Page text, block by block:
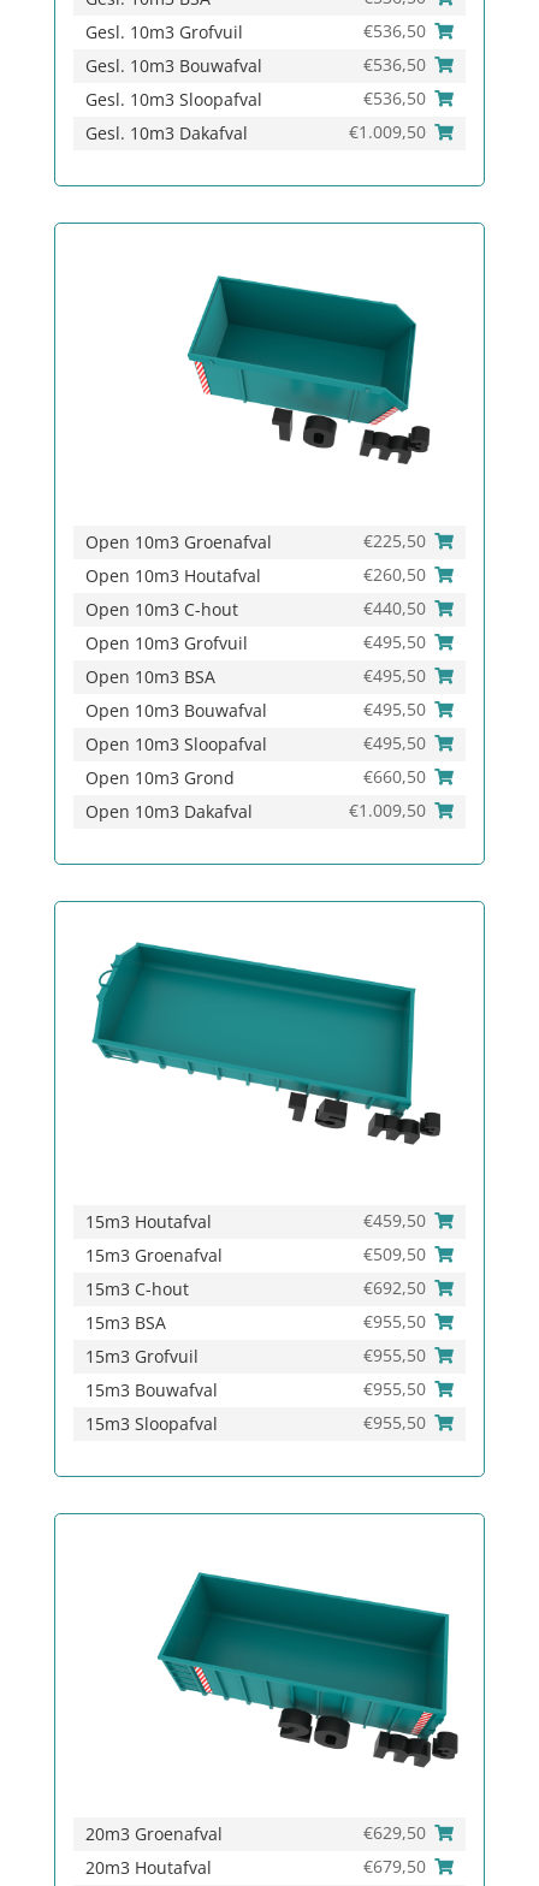
Gesl. 10m3 Grofvuil
€536,50
Gesl. 10m3 Bouwafval
€536,50
Gesl. 10m3 Sloopafval
€536,50
Gesl. 10m3 Dakafval
€1.009,50
Open 10m3 Groenafval €225,50
Open 10m3 Houtafval
€260,50
Open 10m3 C-hout
€440,50
Open 10m3 Grofvuil
€495,50
Open 10m3 BSA
€495,50
Open 10m3 Bouwafval
€495,50
Open 10m3 Sloopafval
€495,50
Open 10m3 Grond
€660,50
Open 10m3 Dakafval
€1.009,50
15m3 Houtafval €459,50
15m3 Groenafval
€509,50
15m3 C-hout
€692,50
15m3 BSA
€955,50
15m3 Grofvuil
€955,50
15m3 Bouwafval
€955,50
15m3 Sloopafval
€955,50
20m3 Groenafval €629,50
20m3 Houtafval
€679,50